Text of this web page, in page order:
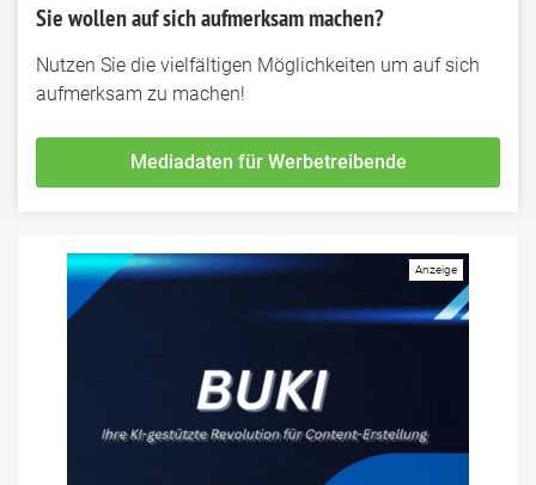
Sie wollen auf sich aufmerksam machen?
Nutzen Sie die vielfältigen Möglichkeiten um auf sich
aufmerksam zu machen!
Mediadaten für Werbetreibende